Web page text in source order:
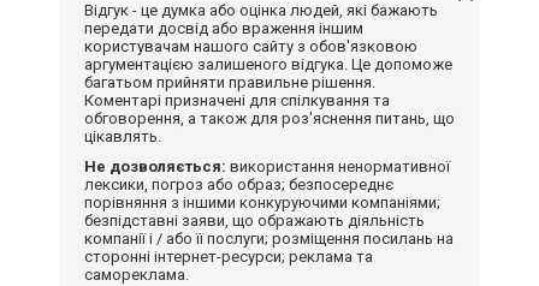
Відгук - це думка або оцінка людей, які бажають
передати досвід або враження іншим
користувачам нашого сайту з обов'язковою
аргументацією залишеного відгука. Це допоможе
багатьом прийняти правильне рішення.
Коментарі призначені для спілкування та
обговорення, а також для роз'яснення питань, що
цікавлять.
Не дозволяється: використання ненормативної
лексики, погроз або образ; безпосереднє
порівняння з іншими конкуруючими компаніями;
безпідставні заяви, що ображають діяльність
компанії і / або її послуги; розміщення посилань на
сторонні інтернет-ресурси; реклама та
самореклама.